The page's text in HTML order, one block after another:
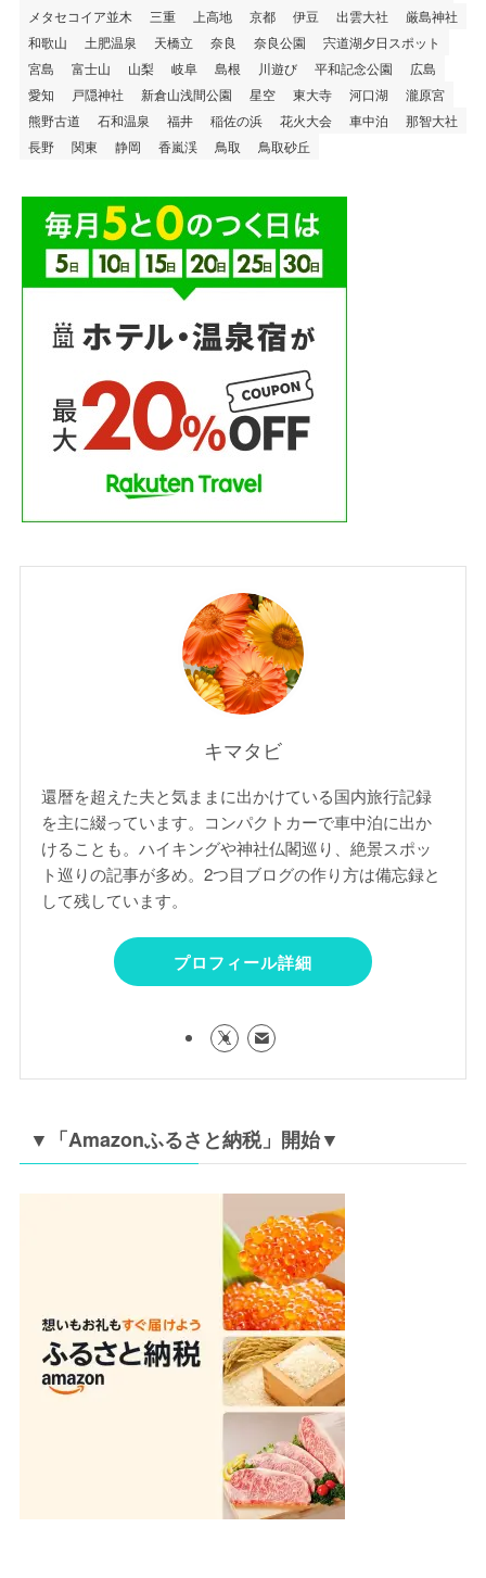
メタセコイア並木
三重 上高地 京都 伊豆 出雲大社
厳島神社
和歌山
土肥温泉 天橋立 奈良 奈良公園
宍道湖夕日スポット
宮島
富士山 山梨 岐阜 島根 川遊び 平和記念公園
広島
愛知
戸隠神社 新倉山浅間公園 星空 東大寺 河口湖
瀧原宮
熊野古道
石和温泉 福井 稲佐の浜 花火大会 車中泊
那智大社
長野
関東 静岡 香嵐渓 鳥取 鳥取砂丘
キマタビ
還暦を超えた夫と気ままに出かけている国内旅行記録
を主に綴っています。コンパクトカーで車中泊に出か
けることも。ハイキングや神社仏閣巡り、絶景スポッ
ト巡りの記事が多め。2つ目ブログの作り方は備忘録と
して残しています。
プロフィール詳細
▼「Amazonふるさと納税」開始▼